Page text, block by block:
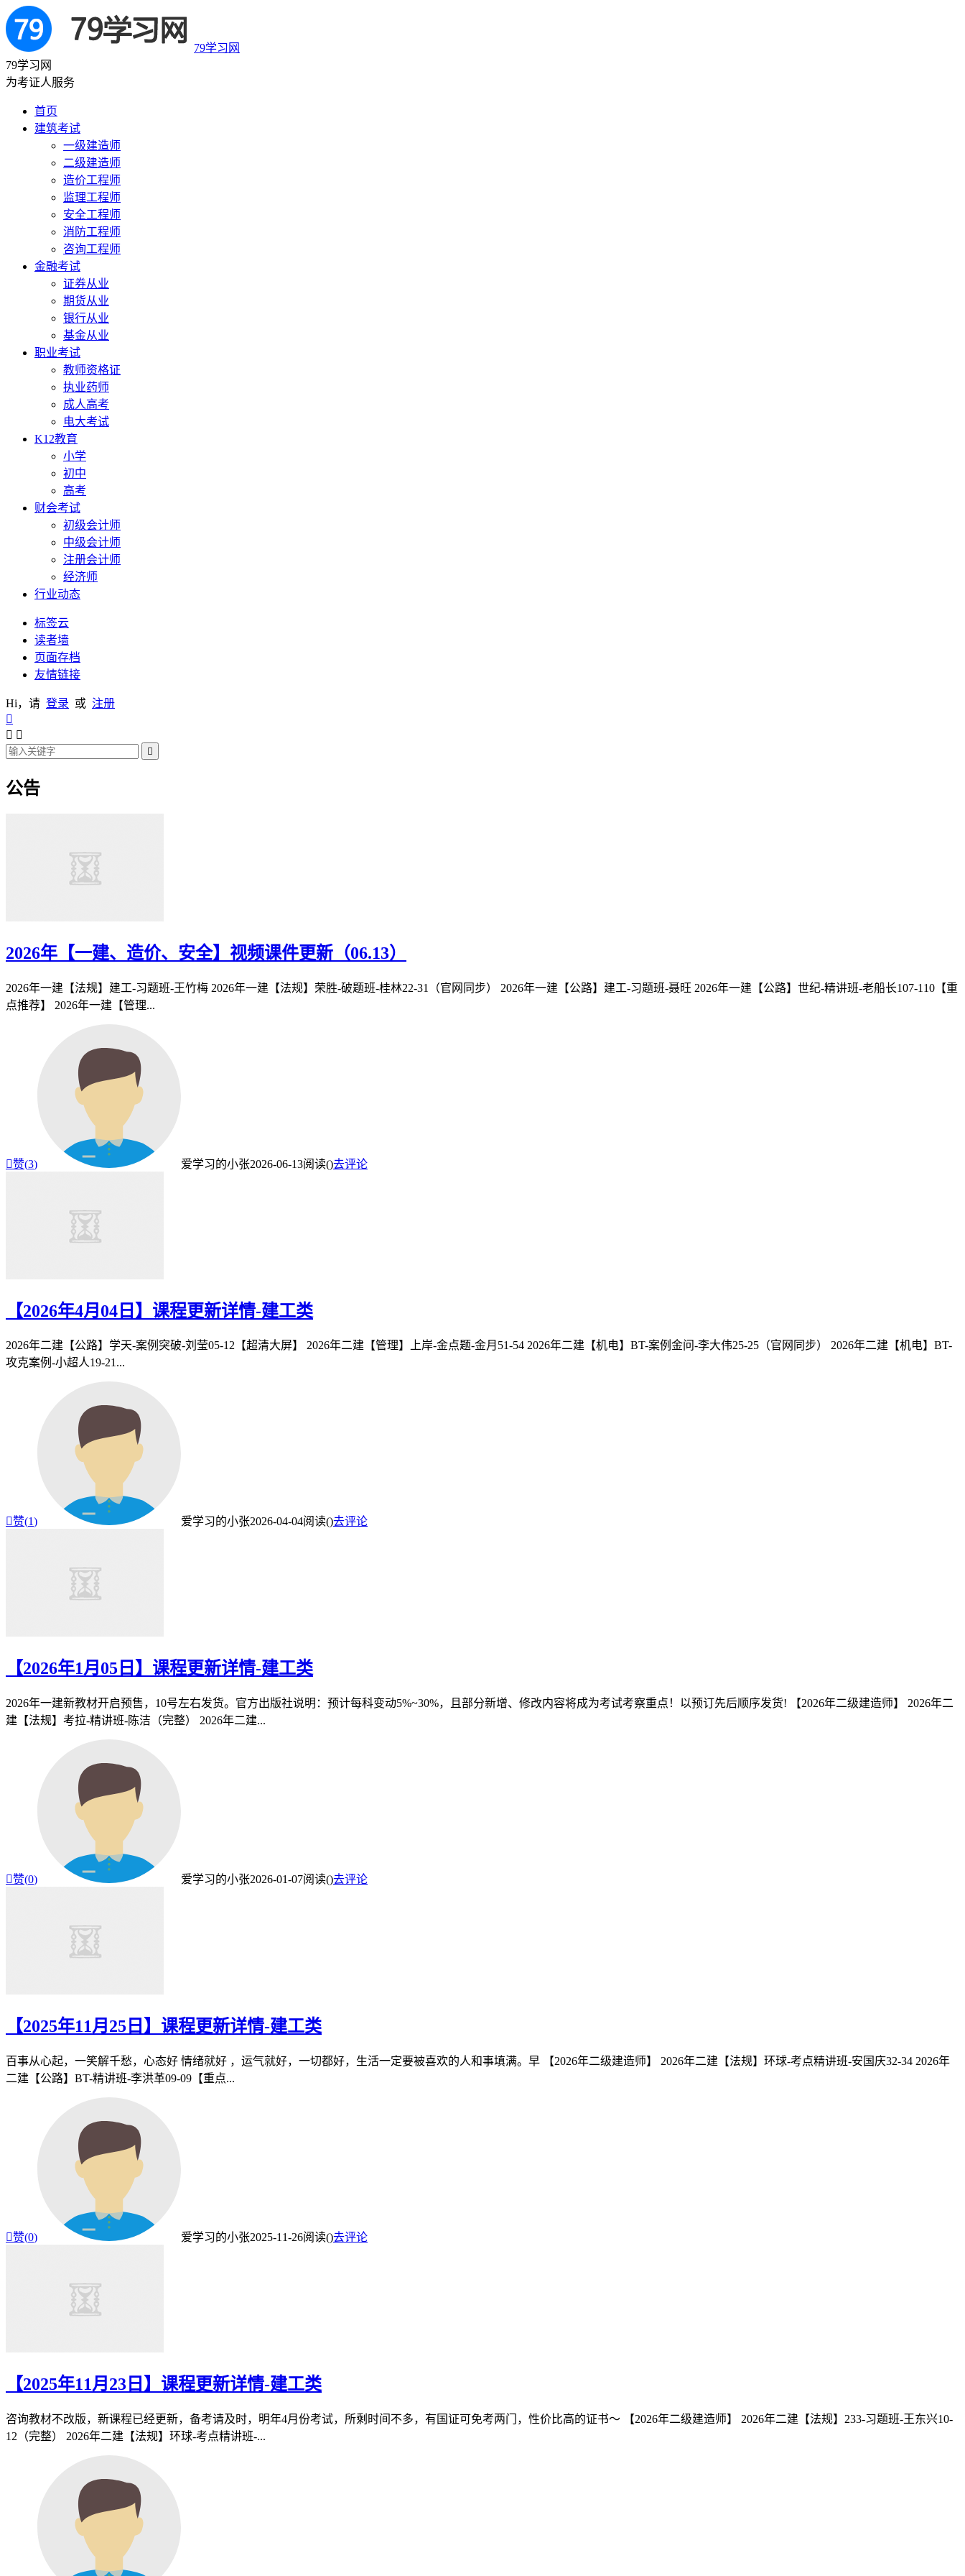
79学习网
79学习网
为考证人服务
首页
建筑考试
一级建造师
二级建造师
造价工程师
监理工程师
安全工程师
消防工程师
咨询工程师
金融考试
证券从业
期货从业
银行从业
基金从业
职业考试
教师资格证
执业药师
成人高考
电大考试
K12教育
小学
初中
高考
财会考试
初级会计师
中级会计师
注册会计师
经济师
行业动态
标签云
读者墙
页面存档
友情链接
Hi，请 登录 或 注册

 

公告
2026年【一建、造价、安全】视频课件更新（06.13）
2026年一建【法规】建工-习题班-王竹梅 2026年一建【法规】荣胜-破题班-桂林22-31（官网同步） 2026年一建【公路】建工-习题班-聂旺 2026年一建【公路】世纪-精讲班-老船长107-110【重
点推荐】 2026年一建【管理...
赞(3) 爱学习的小张2026-06-13阅读()去评论
【2026年4月04日】课程更新详情-建工类
2026年二建【公路】学天-案例突破-刘莹05-12【超清大屏】 2026年二建【管理】上岸-金点题-金月51-54 2026年二建【机电】BT-案例金问-李大伟25-25（官网同步） 2026年二建【机电】BT-
攻克案例-小超人19-21...
赞(1) 爱学习的小张2026-04-04阅读()去评论
【2026年1月05日】课程更新详情-建工类
2026年一建新教材开启预售，10号左右发货。官方出版社说明：预计每科变动5%~30%，且部分新增、修改内容将成为考试考察重点！以预订先后顺序发货! 【2026年二级建造师】 2026年二
建【法规】考拉-精讲班-陈洁（完整） 2026年二建...
赞(0) 爱学习的小张2026-01-07阅读()去评论
【2025年11月25日】课程更新详情-建工类
百事从心起，一笑解千愁，心态好 情绪就好 ，运气就好，一切都好，生活一定要被喜欢的人和事填满。早 【2026年二级建造师】 2026年二建【法规】环球-考点精讲班-安国庆32-34 2026年
二建【公路】BT-精讲班-李洪革09-09【重点...
赞(0) 爱学习的小张2025-11-26阅读()去评论
【2025年11月23日】课程更新详情-建工类
咨询教材不改版，新课程已经更新，备考请及时，明年4月份考试，所剩时间不多，有国证可免考两门，性价比高的证书～ 【2026年二级建造师】 2026年二建【法规】233-习题班-王东兴10-
12（完整） 2026年二建【法规】环球-考点精讲班-...